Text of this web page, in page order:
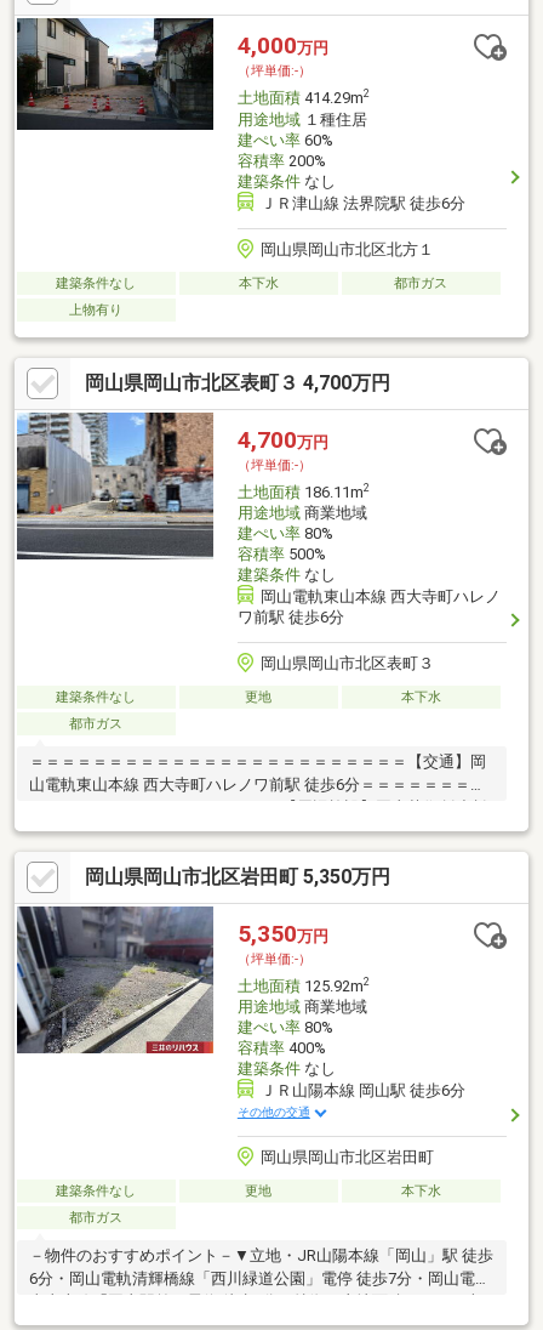
許可を受けた場合には建築物の建築・増築・改築が可能■ ご希望
の住まい探しをお手伝いします ━━━━━・・・物件の詳細・ご
相談はお気軽にお問い合わせください。
4,000万円
（坪単価:-）
土地面積414.29m2
用途地域１種住居
建ぺい率60%
容積率200%
建築条件なし
ＪＲ津山線 法界院駅 徒歩6分
岡山県岡山市北区北方１
建築条件なし 本下水
都市ガス
上物有り
岡山県岡山市北区表町３ 4,700万円
4,700万円
（坪単価:-）
土地面積186.11m2
用途地域商業地域
建ぺい率80%
容積率500%
建築条件なし
岡山電軌東山本線 西大寺町ハレノ
ワ前駅 徒歩6分
岡山県岡山市北区表町３
建築条件なし 更地
本下水
都市ガス
＝＝＝＝＝＝＝＝＝＝＝＝＝＝＝＝＝＝＝＝＝＝＝＝【交通】岡
山電軌東山本線 西大寺町ハレノワ前駅 徒歩6分＝＝＝＝＝＝＝＝
場ハレノワまで200m 徒歩3分川崎医科大学総合医療センターまで
370m 徒歩5分ファミリーマート岡山天瀬店まで140m 徒歩2分＝＝
＝＝＝＝＝＝＝＝＝＝＝＝＝＝＝＝＝＝＝＝＝＝物件についての
詳細・ご質問は担当：米田までお気軽にお問合せください♪（通話
無料：0120-086-237）
岡山県岡山市北区岩田町 5,350万円
5,350万円
（坪単価:-）
土地面積125.92m2
用途地域商業地域
建ぺい率80%
容積率400%
建築条件なし
ＪＲ山陽本線 岡山駅 徒歩6分
その他の交通
岡山県岡山市北区岩田町
建築条件なし 更地
本下水
都市ガス
－物件のおすすめポイント－▼立地・JR山陽本線「岡山」駅 徒歩
6分・岡山電軌清輝橋線「西川緑道公園」電停 徒歩7分・岡山電軌
(約38.09坪)・前面道路は幅員約10.8mにつき開放感有・お好きな